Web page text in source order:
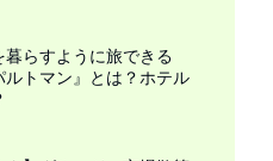
暮らすように旅できる
ルトマン』とは？ホテル